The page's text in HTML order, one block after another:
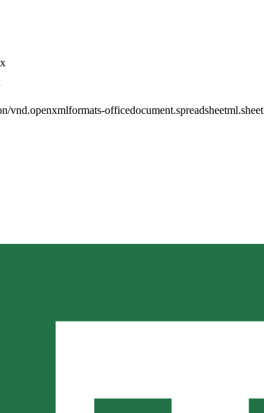
vnd.openxmlformats-officedocument.spreadsheetml.sheet